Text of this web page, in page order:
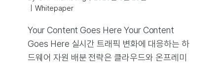
Whitepaper
Your Content Goes Here Your Content
Goes Here 실시간 트래픽 변화에 대응하는 하
드웨어 자원 배분 전략은 클라우드와 온프레미